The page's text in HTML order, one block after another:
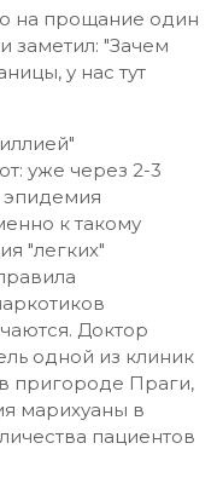
на прощание один
заметил: "Зачем
у нас тут
уже через 2-3
эпидемия
к такому
"легких"
Доктор
одной из клиник
пригороде Праги,
марихуаны в
пациентов